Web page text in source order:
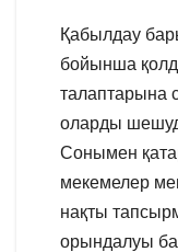
Қабылдау
бойынша
талаптарына
оларды
Сонымен
мекемелер
нақты
орындалуы